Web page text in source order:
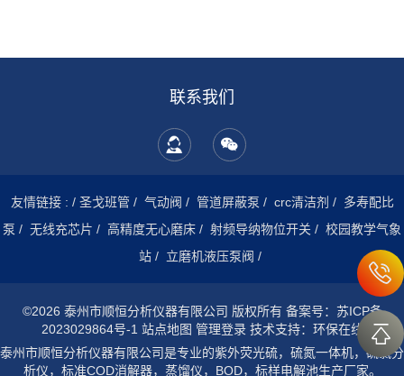
联系我们
友情链接 : / 圣戈班管/ 气动阀 / 管道屏蔽泵 / crc清洁剂 / 多寿配比
泵 / 无线充芯片 / 高精度无心磨床 / 射频导纳物位开关 / 校园教学气象
站 / 立磨机液压泵阀 /
©2026 泰州市顺恒分析仪器有限公司 版权所有 备案号：苏ICP备
2023029864号-1 站点地图 管理登录技术支持： 环保在线
泰州市顺恒分析仪器有限公司是专业的紫外荧光硫，硫氮一体机，硫氯分
析仪，标准COD消解器，蒸馏仪，BOD，标样电解池生产厂家。